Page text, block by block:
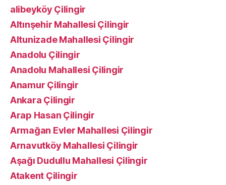
alibeyköy Çilingir
Altınşehir Mahallesi Çilingir
Altunizade Mahallesi Çilingir
Anadolu Çilingir
Anadolu Mahallesi Çilingir
Anamur Çilingir
Ankara Çilingir
Arap Hasan Çilingir
Armağan Evler Mahallesi Çilingir
Arnavutköy Mahallesi Çilingir
Aşağı Dudullu Mahallesi Çilingir
Atakent Çilingir